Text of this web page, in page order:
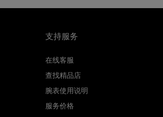
支持服务
在线客服
查找精品店
腕表使用说明
服务价格